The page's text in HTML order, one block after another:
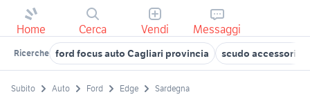
Home Cerca Vendi Messaggi
Ricerche ford focus auto Cagliari provincia scudo accessori
Subito Auto Ford Edge Sardegna